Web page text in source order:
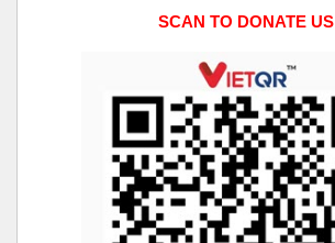
SCAN TO DONATE US